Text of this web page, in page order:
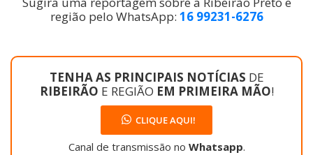
região pelo WhatsApp: 16 99231-6276
TENHA AS PRINCIPAIS NOTÍCIAS DE
RIBEIRÃO E REGIÃO EM PRIMEIRA MÃO!
CLIQUE AQUI!
Canal de transmissão no Whatsapp.